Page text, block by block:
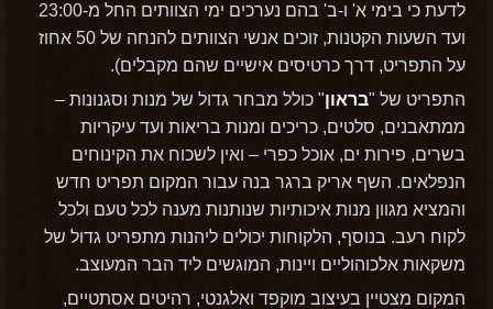
לדעת כי בימי א' ו-ב' בהם נערכים ימי הצוותים החל מ-23:00
ועד השעות הקטנות, זוכים אנשי הצוותים להנחה של 50 אחוז
על התפריט, דרך כרטיסים אישיים שהם מקבלים).
התפריט של "בראון" כולל מבחר גדול של מנות וסגנונות –
ממתאבנים, סלטים, כריכים ומנות בריאות ועד עיקריות
בשרים, פירות ים, אוכל כפרי – ואין לשכוח את הקינוחים
הנפלאים. השף אריק ברגר בנה עבור המקום תפריט חדש
והמציא מגוון מנות איכותיות שנותנות מענה לכל טעם ולכל
לקוח רעב. בנוסף, הלקוחות יכולים ליהנות מתפריט גדול של
משקאות אלכוהוליים ויינות, המוגשים ליד הבר המעוצב.
המקום מצטיין בעיצוב מוקפד ואלגנטי, רהיטים אסתטיים,